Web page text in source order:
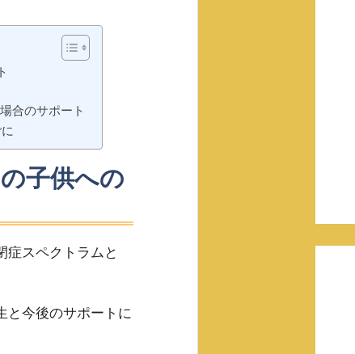
合のサポート
子供への
症スペクトラムと
と今後のサポートに